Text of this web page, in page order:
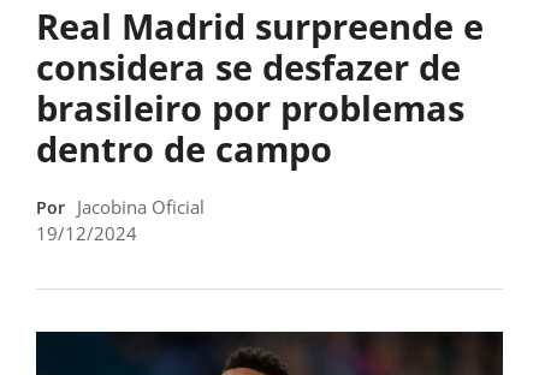
Real Madrid surpreende e
considera se desfazer de
brasileiro por problemas
dentro de campo
Por Jacobina Oficial
19/12/2024